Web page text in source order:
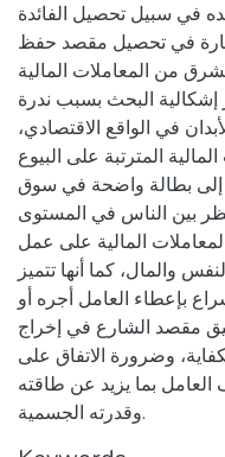
في سبيل تحصيل الفائدة
في تحصيل مقصد حفظ
من المعاملات المالية
إشكالية البحث بسبب ندرة
في الواقع الاقتصادي،
المترتبة على البيوع
إلى بطالة واضحة في سوق
بين الناس في المستوى
المالية على عمل
والمال، كما أنها تتميز
بإعطاء العامل أجره أو
مقصد الشارع في إخراج
وضرورة الاتفاق على
بما يزيد عن طاقته
وقدرته الجسمية.